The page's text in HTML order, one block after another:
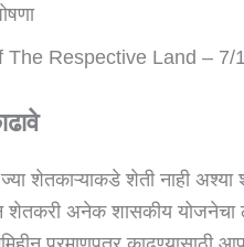
Respective Land – 7/
शेतकाऱ्याकडे शेती नाही अश्या
शेतकरी अनेक शासकीय